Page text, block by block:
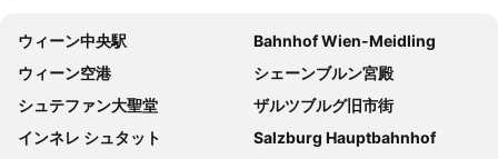
NH Graz City
harry's home Graz-Smart City hotel & apartments
Hotel Strasser
エルツヘルツォグ ヨハン パレス ホテル
NOVAPARK Flugzeughotel Graz
B&B Hotel Graz City-Süd
ホテル ゴルナー
PLAZA INN Graz City
ウィーン中央駅
Bahnhof Wien-Meidling
ウィーン空港
シェーンブルン宮殿
シュテファン大聖堂
ザルツブルグ旧市街
インネレ シュタット
Salzburg Hauptbahnhof